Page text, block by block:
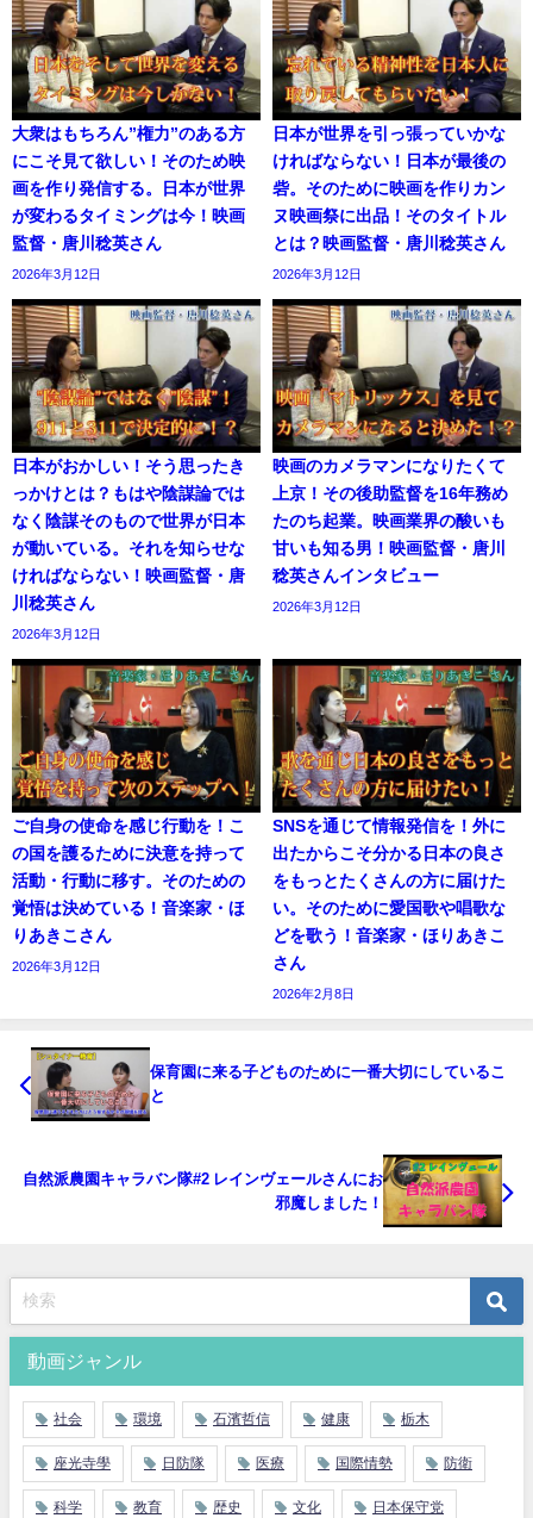
大衆はもちろん”権力”のある方
にこそ見て欲しい！そのため映
画を作り発信する。日本が世界
が変わるタイミングは今！映画
監督・唐川稔英さん
2026年3月12日
日本が世界を引っ張っていかな
ければならない！日本が最後の
砦。そのために映画を作りカン
ヌ映画祭に出品！そのタイトル
とは？映画監督・唐川稔英さん
2026年3月12日
日本がおかしい！そう思ったき
っかけとは？もはや陰謀論では
なく陰謀そのもので世界が日本
が動いている。それを知らせな
ければならない！映画監督・唐
川稔英さん
2026年3月12日
映画のカメラマンになりたくて
上京！その後助監督を16年務め
たのち起業。映画業界の酸いも
甘いも知る男！映画監督・唐川
稔英さんインタビュー
2026年3月12日
ご自身の使命を感じ行動を！こ
の国を護るために決意を持って
活動・行動に移す。そのための
覚悟は決めている！音楽家・ほ
りあきこさん
2026年3月12日
SNSを通じて情報発信を！外に
出たからこそ分かる日本の良さ
をもっとたくさんの方に届けた
い。そのために愛国歌や唱歌な
どを歌う！音楽家・ほりあきこ
さん
2026年2月8日
保育園に来る子どものために一番大切にしているこ
と
自然派農園キャラバン隊#2 レインヴェールさんにお
邪魔しました！
動画ジャンル
社会 環境 石濱哲信 健康 栃木
座光寺學 日防隊 医療 国際情勢 防衛
科学 教育 歴史 文化 日本保守党